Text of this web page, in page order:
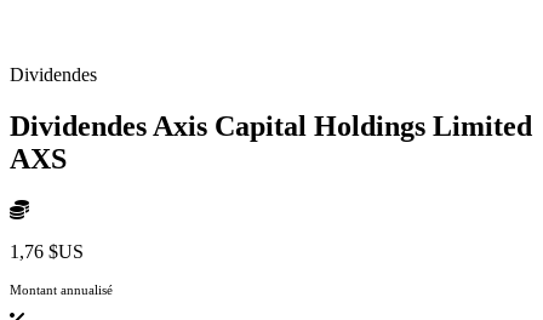
Dividendes
Dividendes Axis Capital Holdings Limited
AXS
1,76 $US
Montant annualisé